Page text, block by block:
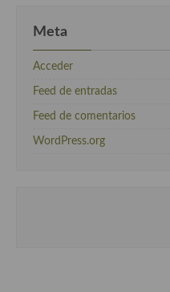
Meta
Acceder
Feed de entradas
Feed de comentarios
WordPress.org